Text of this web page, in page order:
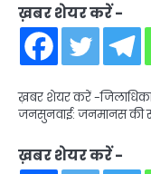
ख़बर शेयर करें -
ख़बर शेयर करें -
जनसुनवाई: जनमानस की
ख़बर शेयर करें -